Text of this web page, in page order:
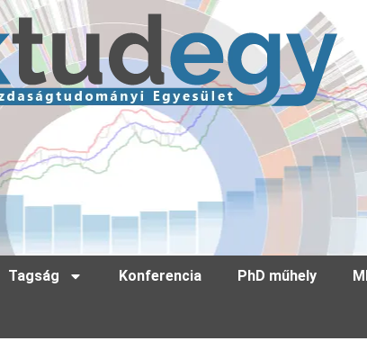
Tagság Konferencia PhD műhely